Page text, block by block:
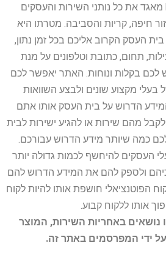
אתר עסקים bakrayot מאגד את כל נותני השירות והעסקים
חיפה, קריות והסביבה. מטרתו היא
העסק הקרוב אליכם בכל זמן נתון,
תחום, כתובת וטלפונים על מנת
לכם בקלות ונוחות. האתר יאפשר לכם
בעלי מקצוע שונים ולבצע השוואות
הדרוש על בית העסק אותו אתם
מהם שירות או להגיע ישירות לבית
כמה שיותר מידע הדרוש עבורכם.
העסקים להיחשף לכמות גדולה יותר
ולספק להם את המידע הדרוש להם
הפוטנציאלי חושפת אותו להיות לקוח
אותו ללקוח קבוע.
נושאים באחריות השירות, המוצר
על ידי המפרסמים באתר זה.